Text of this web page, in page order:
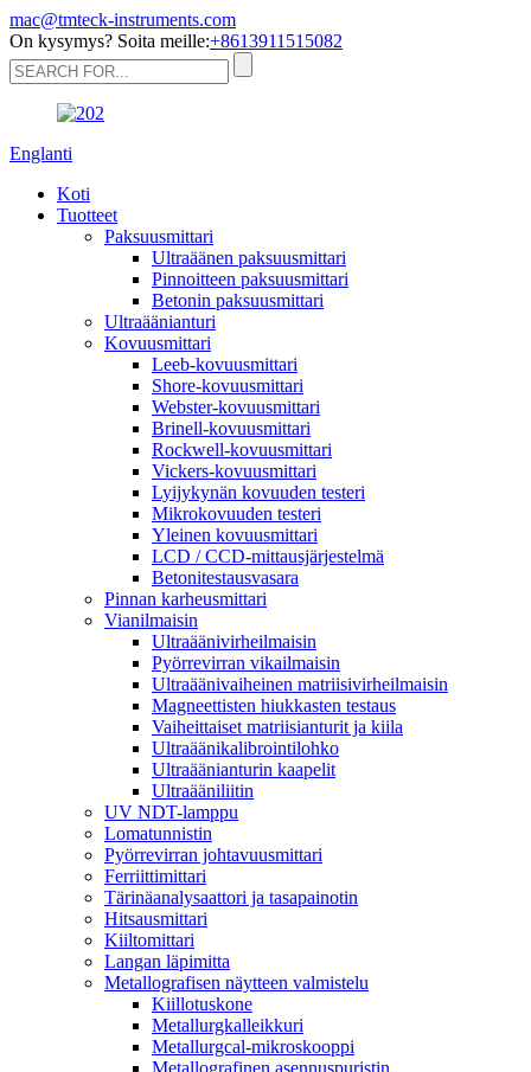
mac@tmteck-instruments.com
On kysymys? Soita meille:+8613911515082
Englanti
Koti
Tuotteet
Paksuusmittari
Ultraäänen paksuusmittari
Pinnoitteen paksuusmittari
Betonin paksuusmittari
Ultraäänianturi
Kovuusmittari
Leeb-kovuusmittari
Shore-kovuusmittari
Webster-kovuusmittari
Brinell-kovuusmittari
Rockwell-kovuusmittari
Vickers-kovuusmittari
Lyijykynän kovuuden testeri
Mikrokovuuden testeri
Yleinen kovuusmittari
LCD / CCD-mittausjärjestelmä
Betonitestausvasara
Pinnan karheusmittari
Vianilmaisin
Ultraäänivirheilmaisin
Pyörrevirran vikailmaisin
Ultraäänivaiheinen matriisivirheilmaisin
Magneettisten hiukkasten testaus
Vaiheittaiset matriisianturit ja kiila
Ultraäänikalibrointilohko
Ultraäänianturin kaapelit
Ultraääniliitin
UV NDT-lamppu
Lomatunnistin
Pyörrevirran johtavuusmittari
Ferriittimittari
Tärinäanalysaattori ja tasapainotin
Hitsausmittari
Kiiltomittari
Langan läpimitta
Metallografisen näytteen valmistelu
Kiillotuskone
Metallurgkalleikkuri
Metallurgcal-mikroskooppi
Metallografinen asennuspuristin